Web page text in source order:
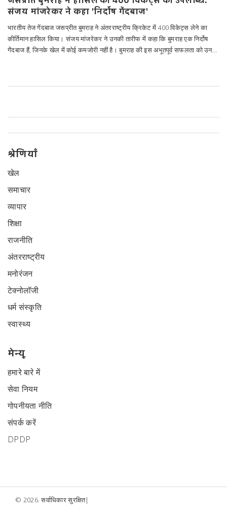
संजय मांजरेकर ने कहा 'निर्दोष गेंदबाज'
भारतीय तेज गेंदबाज जसप्रीत बुमराह ने अंतरराष्ट्रीय क्रिकेट में 400 विकेट्स लेने का
कीर्तिमान हासिल किया। संजय मांजरेकर ने उनकी तारीफ में कहा कि बुमराह एक निर्दोष
गेंदबाज हैं, जिनके खेल में कोई कमजोरी नहीं है। बुमराह की इस अभूतपूर्व सफलता को उनके
श्रेणियाँ
खेल
समाचार
व्यापार
शिक्षा
राजनीति
अंतरराष्ट्रीय
मनोरंजन
टेक्नोलॉजी
धर्म संस्कृति
स्वास्थ्य
मेन्यू
हमारे बारे में
सेवा नियम
गोपनीयता नीति
संपर्क करें
DPDP
© 2026. सर्वाधिकार सुरक्षित|